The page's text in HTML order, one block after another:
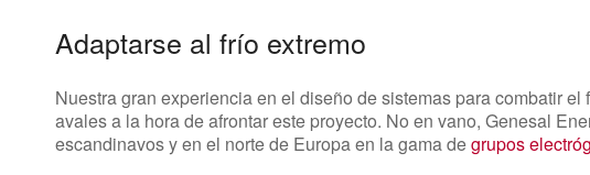
Adaptarse al frío extremo
Nuestra gran experiencia en el diseño de sistemas para combatir el
avales a la hora de afrontar este proyecto. No en vano, Genesal
escandinavos y en el norte de Europa en la gama degrupos